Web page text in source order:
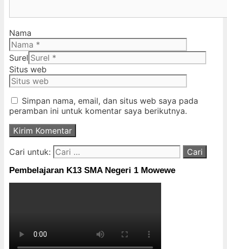
Nama
Surel
Situs web
Simpan nama, email, dan situs web saya pada
peramban ini untuk komentar saya berikutnya.
Cari untuk:
Pembelajaran K13 SMA Negeri 1 Mowewe